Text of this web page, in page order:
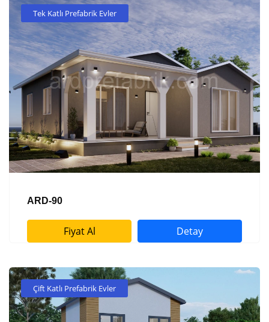
Tek Katlı Prefabrik Evler
ARD-90
Fiyat Al Detay
Çift Katlı Prefabrik Evler